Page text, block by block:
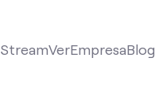
StreamVerEmpresaBlog